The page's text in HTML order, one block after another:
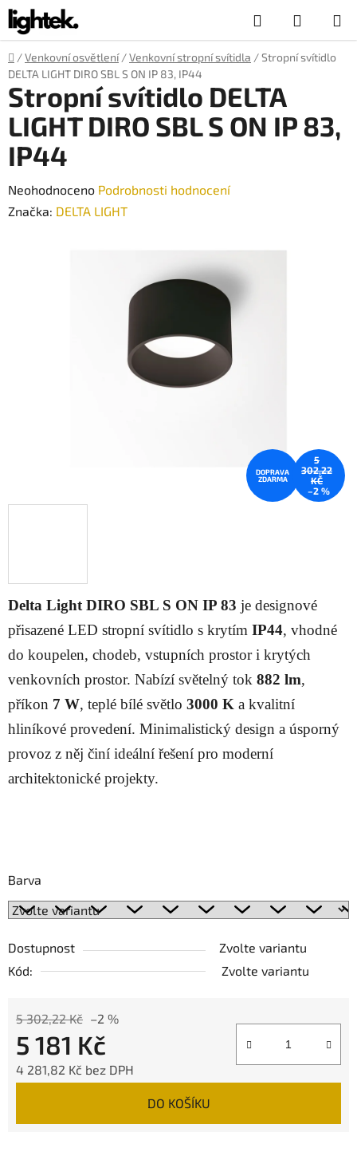
Přejít
na
obsah
Hledat
KOŠÍK
Domů
/Venkovní osvětlení /Venkovní stropní svítidla /Stropní svítidlo
DELTA LIGHT DIRO SBL S ON IP 83, IP44
Delta Light DIRO SBL S ON IP 83 je designové
přisazené LED stropní svítidlo s krytím IP44, vhodné
do koupelen, chodeb, vstupních prostor i krytých
venkovních prostor. Nabízí světelný tok 882 lm,
příkon 7 W, teplé bílé světlo 3000 K a kvalitní
hliníkové provedení. Minimalistický design a úsporný
provoz z něj činí ideální řešení pro moderní
architektonické projekty.
Barva
Dostupnost
Zvolte variantu
Kód:
Zvolte variantu
5 302,22 Kč –2 %
5 181 Kč
4 281,82 Kč bez DPH
DO KOŠÍKU
Stropní svítidlo DELTA
LIGHT DIRO SBL S ON IP 83,
IP44
Průměrné
hodnocení
Neohodnoceno Podrobnosti hodnocení
Značka: DELTA LIGHT
DOPRAVA
ZDARMA
5
302,22
KČ
–2 %